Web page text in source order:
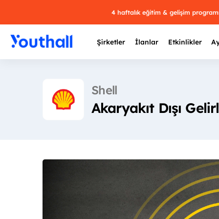
4 haftalık eğitim & gelişim
Şirketler İlanlar Etkinlikler
Shell
Akaryakıt Dışı